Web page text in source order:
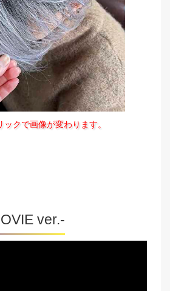
クで画像が変わります。
ver.-